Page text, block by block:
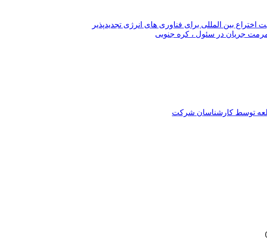
اختراع بین المللی برای فناوری های انرژی تجدیدپذیر
توسط کارشناسان شرکت